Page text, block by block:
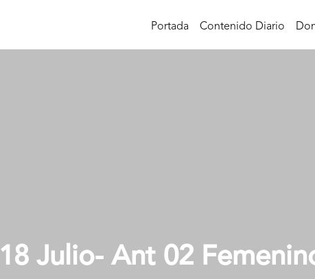
Portada Contenido Diario
18 Julio- Ant 02